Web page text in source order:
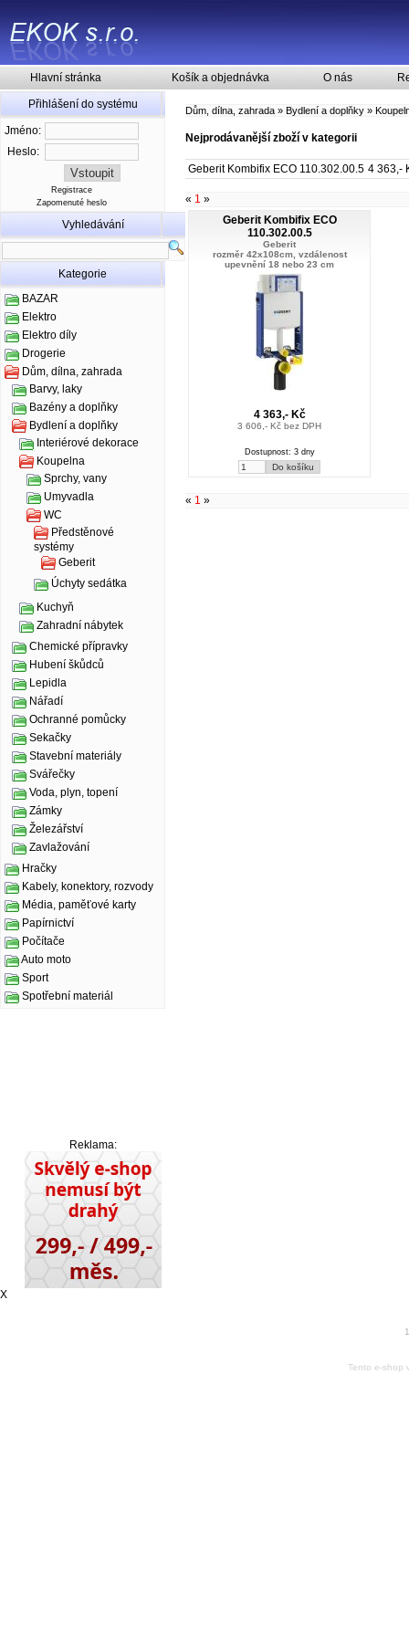
Hlavní stránka Košík a objednávka O nás
Přihlášení do systému
Jméno:
Heslo:
Registrace
Zapomenuté heslo
Vyhledávání
Kategorie
BAZAR
Elektro
Elektro díly
Drogerie
Dům, dílna, zahrada
Barvy, laky
Bazény a doplňky
Bydlení a doplňky
Interiérové dekorace
Koupelna
Sprchy, vany
Umyvadla
WC
Předstěnové
systémy
Geberit
Úchyty sedátka
Kuchyň
Zahradní nábytek
Chemické přípravky
Hubení škůdců
Lepidla
Nářadí
Ochranné pomůcky
Sekačky
Stavební materiály
Svářečky
Voda, plyn, topení
Zámky
Železářství
Zavlažování
Hračky
Kabely, konektory, rozvody
Média, paměťové karty
Papírnictví
Počítače
Auto moto
Sport
Spotřební materiál
Reklama:
Dům, dílna, zahrada » Bydlení a doplňky »
Nejprodávanější zboží v kategorii
Geberit Kombifix ECO 110.302.00.5 4 363,-
« 1 »
Geberit Kombifix ECO
110.302.00.5
Geberit
rozměr 42x108cm, vzdálenost
upevnění 18 nebo 23 cm
4 363,- Kč
3 606,- Kč bez DPH
Dostupnost: 3 dny
« 1 »
X
Tento e-shop